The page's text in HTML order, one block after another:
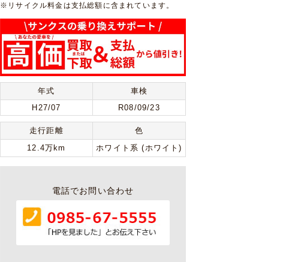
※リサイクル料金は支払総額に含まれています。
年式
車検
H27/07
R08/09/23
走行距離
色
12.4万km
ホワイト系 (ホワイト)
電話でお問い合わせ